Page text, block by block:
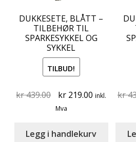
DUKKESETE, BLÅTT –
TILBEHØR TIL
SPARKESYKKEL OG
SYKKEL
TILBUD!
kr439.00
Original
price
kr 439.00.
kr 219.00 Current
kr 219.00.
inkl.
Mva
Legg i handlekurv
kr